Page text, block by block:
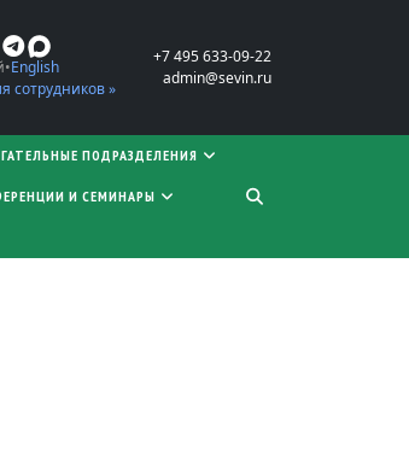
English
сотрудников »
+7 495 633-09-22
admin@sevin.ru
ПОДРАЗДЕЛЕНИЯ
И СЕМИНАРЫ